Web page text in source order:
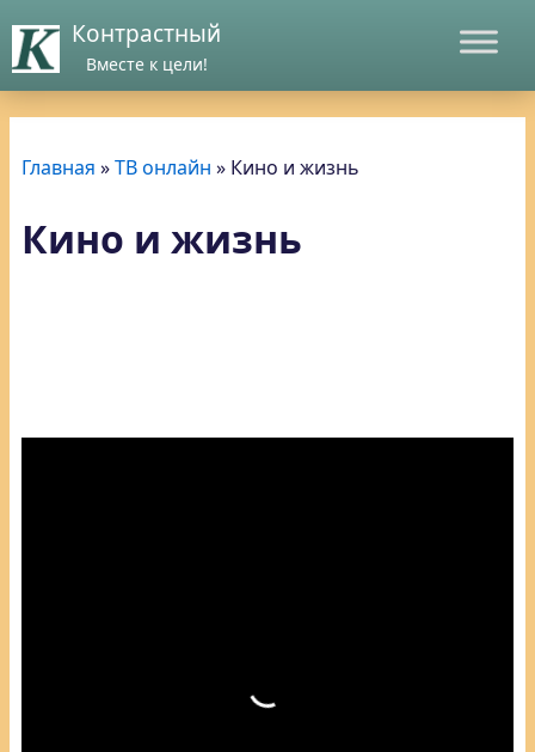
Контрастный
Вместе к цели!
Главная »ТВ онлайн » Кино и жизнь
Кино и жизнь